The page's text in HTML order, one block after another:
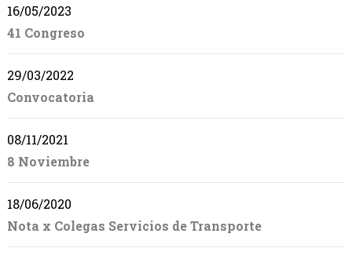
16/05/2023
41 Congreso
29/03/2022
Convocatoria
08/11/2021
8 Noviembre
18/06/2020
Nota x Colegas Servicios de Transporte